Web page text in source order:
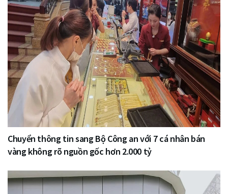
Chuyển thông tin sang Bộ Công an với 7 cá nhân bán
vàng không rõ nguồn gốc hơn 2.000 tỷ